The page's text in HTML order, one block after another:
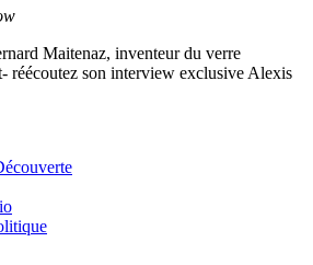
Maitenaz, inventeur du verre
réécoutez son interview exclusive Alexis